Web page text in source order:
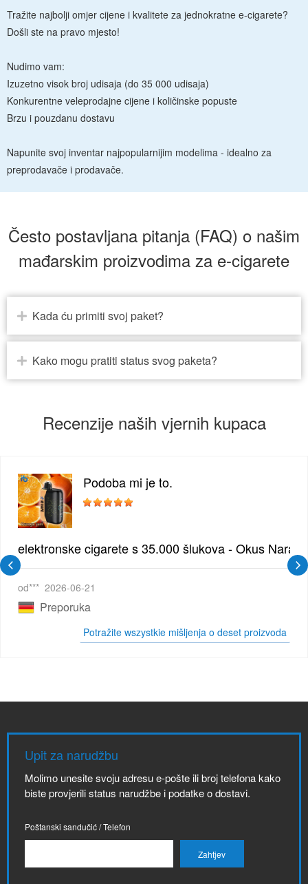
Tražite najbolji omjer cijene i kvalitete za jednokratne e-cigarete?
Došli ste na pravo mjesto!
Nudimo vam:
Izuzetno visok broj udisaja (do 35 000 udisaja)
Konkurentne veleprodajne cijene i količinske popuste
Brzu i pouzdanu dostavu
Napunite svoj inventar najpopularnijim modelima - idealno za
preprodavače i prodavače.
Često postavljana pitanja (FAQ) o našim
mađarskim proizvodima za e-cigarete
Kada ću primiti svoj paket?
Kako mogu pratiti status svog paketa?
Recenzije naših vjernih kupaca
| Elegantna Voćna Kombinacija
Podoba mi je to.
elektronske cigarete s 35.000 šlukova - Okus
od*** 2026-06-21
Preporuka
Potražite wszystkie mišljenja o deset proizvoda
Upit za narudžbu
Molimo unesite svoju adresu e-pošte ili broj telefona kako
biste provjerili status narudžbe i podatke o dostavi.
Poštanski sandučić / Telefon